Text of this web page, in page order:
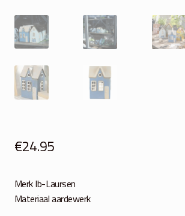
€24.95
Merk Ib-Laursen
Materiaal aardewerk